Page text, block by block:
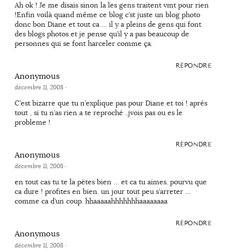
Ah ok ! Je me disais sinon la les gens traitent vmt pour rien
!Enfin voilà quand même ce blog c’st juste un blog photo
donc bon Diane et tout ca … il y a pleins de gens qui font
des blogs photos et je pense qu’il y a pas beaucoup de
personnes qui se font harceler comme ça.
RÉPONDRE
Anonymous
décembre 11, 2008 ·
C’est bizarre que tu n’explique pas pour Diane et toi ! aprés
tout , si tu n’as rien a te reproché ..jvois pas ou es le
probleme !
RÉPONDRE
Anonymous
décembre 11, 2008 ·
en tout cas tu te la pètes bien … et ca tu aimes. pourvu que
ca dure ! profites en bien. un jour tout peu s’arreter …
comme ca d’un coup. hhaaaaahhhhhhhaaaaaaaa
RÉPONDRE
Anonymous
décembre 11, 2008 ·